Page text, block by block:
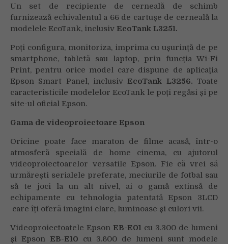
Un set de
recipiente de cerneală de schimb
furnizează echivalentul a 66 de cartușe de cerneală la
modelele EcoTank, inclusiv EcoTank L3251.
Poți configura, monitoriza, imprima cu ușurință de pe
smartphone, tabletă sau laptop, prin funcția Wi-Fi
Print, pentru orice model care dispune de aplicaţia
Epson Smart Panel, inclusiv EcoTank L3256. Toate
caracteristicile modelelor EcoTank le poți regăsi și pe
site-ul oficial Epson.
Gama de videoproiectoare Epson
Oricine poate face maraton de filme acasă, într-o
atmosferă specială de home cinema, cu ajutorul
videoproiectoarelor versatile Epson. Fie că vrei să
urmărești serialele preferate, meciurile de fotbal sau
să te joci la un alt nivel, ai o gamă extinsă de
echipamente cu tehnologia patentată Epson 3LCD
care îți oferă imagini clare, luminoase și culori vii.
Videoproiectoatele Epson EB-E01 cu 3.300 de lumeni
și Epson EB-E10 cu 3.600 de lumeni sunt modele